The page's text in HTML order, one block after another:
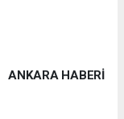
ANKARA HABERİ